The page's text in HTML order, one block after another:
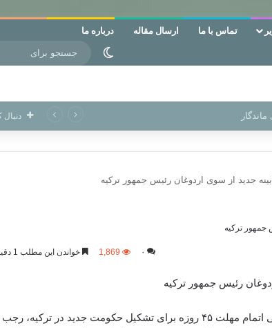
تماس با ما ارسال مقاله درباره ما
تغییر پوسته
دنبال
جدید از سوی اردوغان رئیس جمهور ترکیه
جمهور ترکیه
۰ 1,869 خواندن این مطلب 1 دقیقه زمان میبرد
رئیس جمهور ترکیه
ترکیه بار دیگر آماده انتخابات می شود.در پی اتمام مهلت ۴۵ روزه برای تشکیل حکومت جدید در